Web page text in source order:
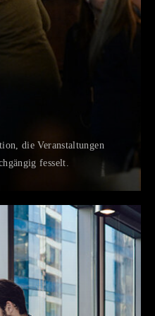
die Veranstaltungen
fesselt.